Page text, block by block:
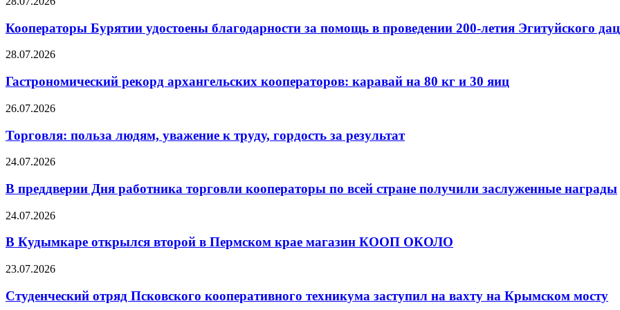
Кооператоры Бурятии удостоены благодарности за помощь в проведении 200-летия Эгитуйского
28.07.2026
Гастрономический рекорд архангельских кооператоров: каравай на 80 кг и 30 яиц
26.07.2026
Торговля: польза людям, уважение к труду, гордость за результат
24.07.2026
В преддверии Дня работника торговли кооператоры по всей стране получили заслуженные награды
24.07.2026
В Кудымкаре открылся второй в Пермском крае магазин КООП ОКОЛО
23.07.2026
Студенческий отряд Псковского кооперативного техникума заступил на вахту на Крымском мосту